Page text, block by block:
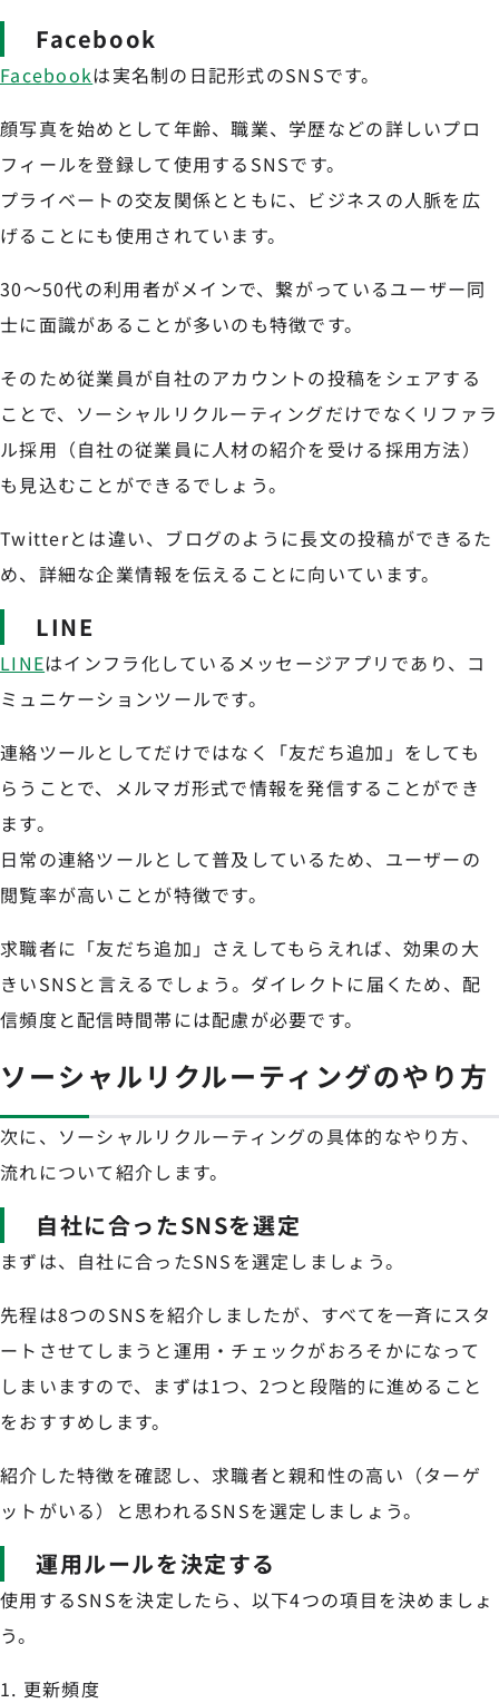
Facebook
Facebookは実名制の日記形式のSNSです。
顔写真を始めとして年齢、職業、学歴などの詳しいプロ
フィールを登録して使用するSNSです。
プライベートの交友関係とともに、ビジネスの人脈を広
げることにも使用されています。
30～50代の利用者がメインで、繋がっているユーザー同
士に面識があることが多いのも特徴です。
そのため従業員が自社のアカウントの投稿をシェアする
ことで、ソーシャルリクルーティングだけでなくリファラ
ル採用（自社の従業員に人材の紹介を受ける採用方法）
も見込むことができるでしょう。
Twitterとは違い、ブログのように長文の投稿ができるた
め、詳細な企業情報を伝えることに向いています。
LINE
LINEはインフラ化しているメッセージアプリであり、コ
ミュニケーションツールです。
連絡ツールとしてだけではなく「友だち追加」をしても
らうことで、メルマガ形式で情報を発信することができ
ます。
日常の連絡ツールとして普及しているため、ユーザーの
閲覧率が高いことが特徴です。
求職者に「友だち追加」さえしてもらえれば、効果の大
きいSNSと言えるでしょう。ダイレクトに届くため、配
信頻度と配信時間帯には配慮が必要です。
ソーシャルリクルーティングのやり方
次に、ソーシャルリクルーティングの具体的なやり方、
流れについて紹介します。
自社に合ったSNSを選定
まずは、自社に合ったSNSを選定しましょう。
先程は8つのSNSを紹介しましたが、すべてを一斉にスタ
ートさせてしまうと運用・チェックがおろそかになって
しまいますので、まずは1つ、2つと段階的に進めること
をおすすめします。
紹介した特徴を確認し、求職者と親和性の高い（ターゲ
ットがいる）と思われるSNSを選定しましょう。
運用ルールを決定する
使用するSNSを決定したら、以下4つの項目を決めましょ
う。
更新頻度